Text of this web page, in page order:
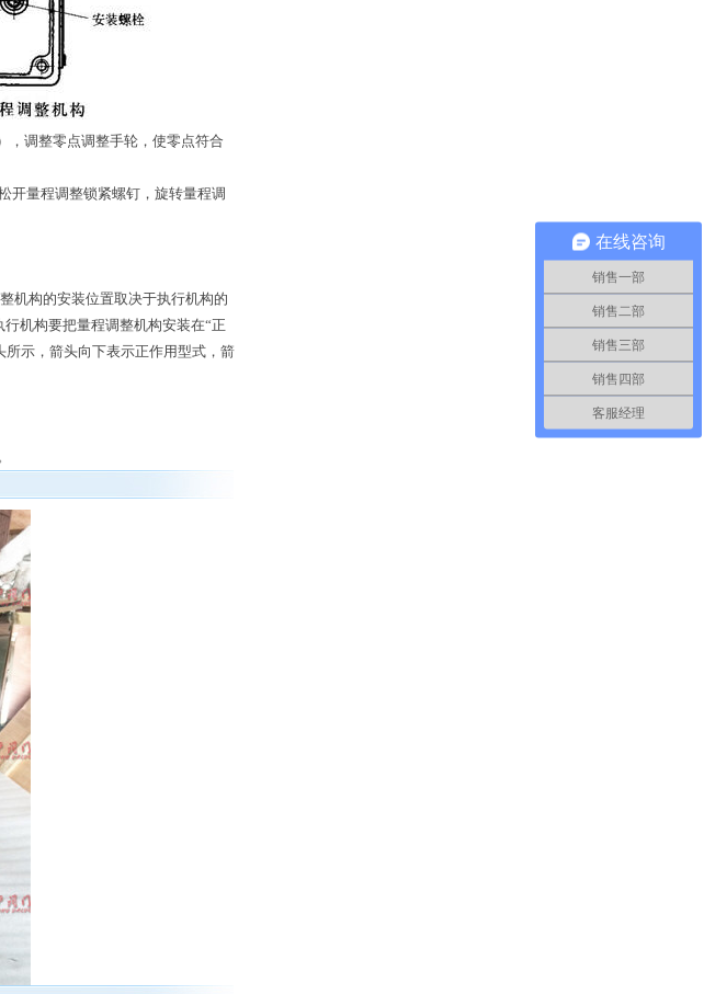
，调整零点调整手轮，使零点符合
开量程调整锁紧螺钉，旋转量程调
机构的安装位置取决于执行机构的
机构要把量程调整机构安装在“正
示，箭头向下表示正作用型式，箭
在线咨询
销售一部
销售二部
销售三部
销售四部
客服经理